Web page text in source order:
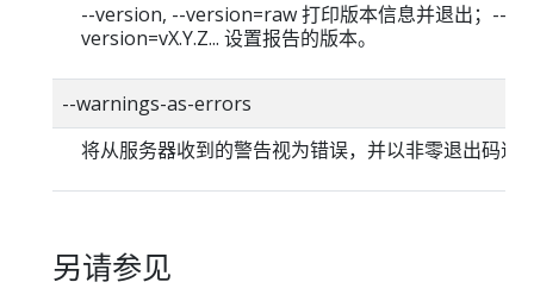
--version, --version=raw 打印版本信息并退出；--
version=vX.Y.Z... 设置报告的版本。
--warnings-as-errors
将从服务器收到的警告视为错误，并以非零退出码退
另请参见